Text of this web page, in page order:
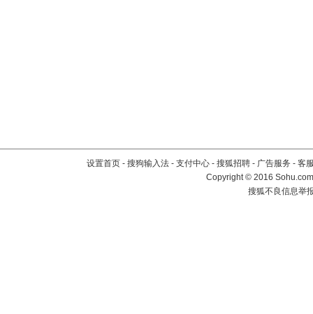
设置首页 - 搜狗输入法 - 支付中心 - 搜狐招聘 - 广告服务 - 客
Copyright©2016
搜狐不良信息举